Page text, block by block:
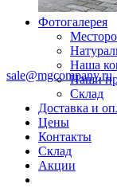
Фотогалерея
Наша
Наши
Склад
Доставка и
Цены
Контакты
Склад
Акции
sale@mgcompany.ru